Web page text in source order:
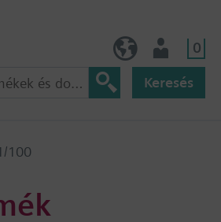
0
Keresés
segédlet
100